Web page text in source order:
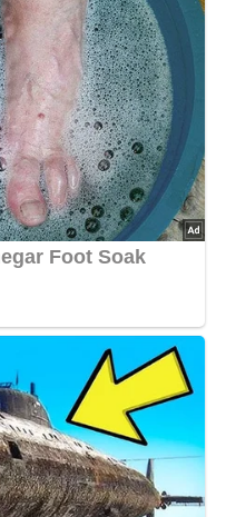
Stifte oder Würfel
beträufeln.
und Mayonnaise locker